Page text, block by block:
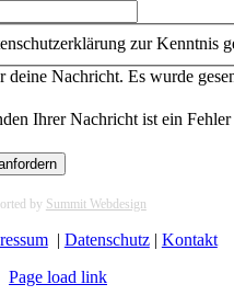
zur Kenntnis
deine Nachricht. Es wurde
Ihrer Nachricht ist ein
by Summit Webdesign
| Datenschutz| Kontakt
Page load link